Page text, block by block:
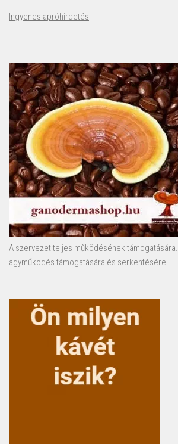
Ingyenes apróhirdetés
A szervezet teljes működésének
agyműködés támogatására és serkentésére.